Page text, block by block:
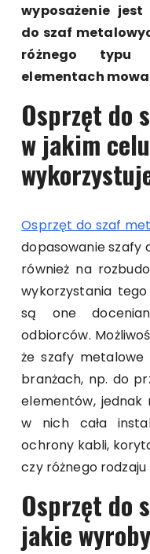
wyposażenie
do szaf
różnego typu
elementach
Osprzęt do
w jakim
Osprzęt do szaf
dopasowanie szafy
również na
wykorzystania
są one
odbiorców.
że szafy
branżach, np. do
elementów, jednak
w nich cała
ochrony kabli,
czy różnego rodzaju
Osprzęt do
jakie